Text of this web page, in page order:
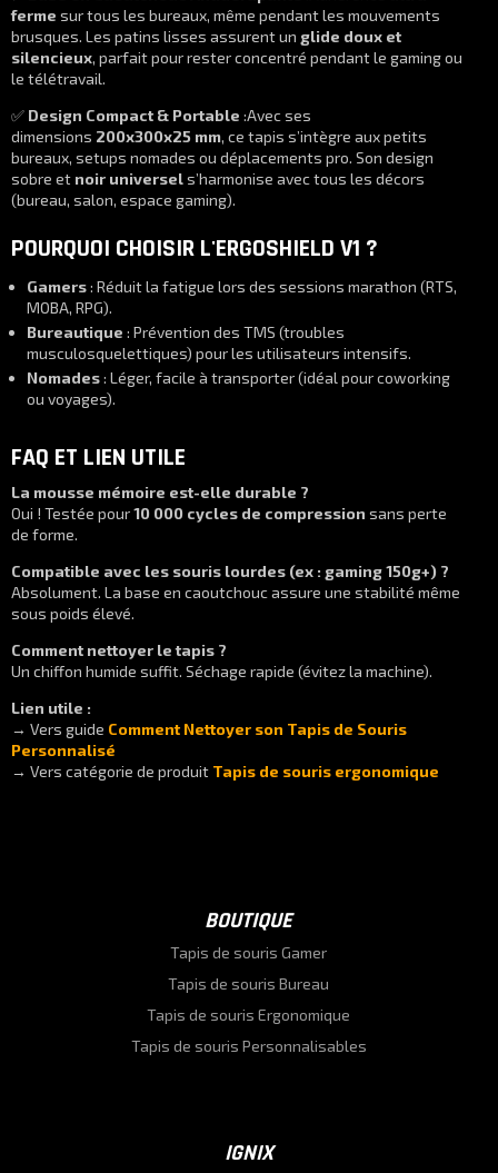
ferme sur tous les bureaux, même pendant les mouvements
brusques. Les patins lisses assurent un glide doux et
silencieux, parfait pour rester concentré pendant le gaming ou
le télétravail.
✅ Design Compact & Portable :Avec ses
dimensions 200x300x25 mm, ce tapis s’intègre aux petits
bureaux, setups nomades ou déplacements pro. Son design
sobre et noir universels’harmonise avec tous les décors
(bureau, salon, espace gaming).
POURQUOI CHOISIR L'ERGOSHIELD V1 ?
Gamers: Réduit la fatigue lors des sessions marathon (RTS,
MOBA, RPG).
Bureautique : Prévention des TMS (troubles
musculosquelettiques) pour les utilisateurs intensifs.
Nomades: Léger, facile à transporter (idéal pour coworking
ou voyages).
FAQ ET LIEN UTILE
La mousse mémoire est-elle durable ?
Oui ! Testée pour10 000 cycles de compression sans perte
de forme.
Compatible avec les souris lourdes (ex : gaming 150g+) ?
Absolument. La base en caoutchouc assure une stabilité même
sous poids élevé.
Comment nettoyer le tapis ?
Un chiffon humide suffit. Séchage rapide (évitez la machine).
Lien utile :
→ Vers guide Comment Nettoyer son Tapis de Souris
Personnalisé
→ Vers catégorie de produit Tapis de souris ergonomique
BOUTIQUE
Tapis de souris Gamer
Tapis de souris Bureau
Tapis de souris Ergonomique
Tapis de souris Personnalisables
IGNIX